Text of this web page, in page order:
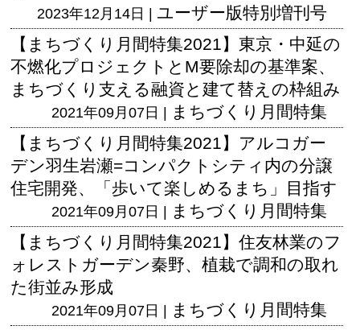
2023年12月14日 | ユーザー版特別増刊号
【まちづくり月間特集2021】東京・中延の
不燃化プロジェクトとM要除却の基準案、
まちづくり支える融資と建て替えの枠組み
2021年09月07日 | まちづくり月間特集
【まちづくり月間特集2021】アルコガー
デン羽生岩瀬=コンパクトシティ内の分譲
住宅開発、「歩いて楽しめるまち」目指す
2021年09月07日 | まちづくり月間特集
【まちづくり月間特集2021】住友林業のフ
ォレストガーデン秦野、植栽で調和の取れ
た街並み形成
2021年09月07日 | まちづくり月間特集